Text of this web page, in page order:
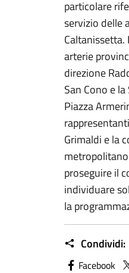
particolare
servizio delle
arterie
direzione
San Cono e
Piazza
Grimaldi e la
proseguire il
individuare
la
Condividi:
Facebook